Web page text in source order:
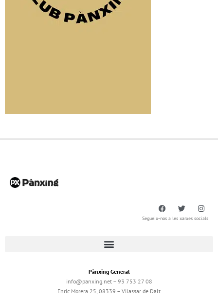
Segueix-nos a les xarxes socials
Pànxing General
info@panxing.net – 93 753 27 08
Enric Morera 25, 08339 – Vilassar de Dalt